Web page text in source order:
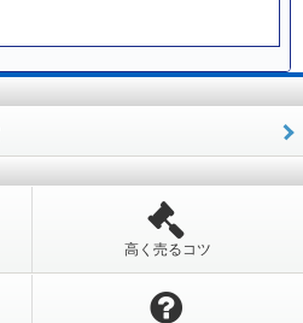
高く売るコツ